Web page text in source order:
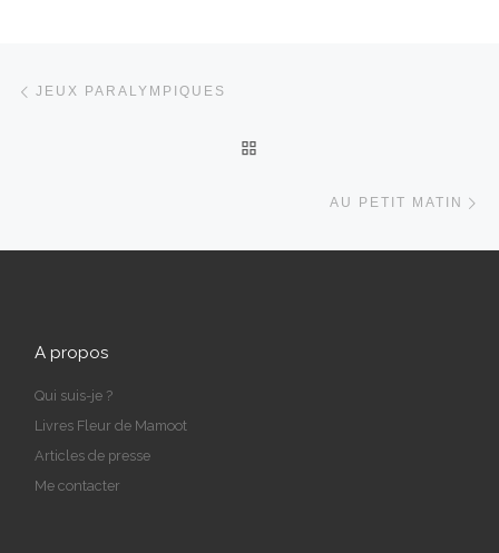
Parcourir les articles
JEUX PARALYMPIQUES
AU PETIT MATIN
A propos
Qui suis-je ?
Livres Fleur de Mamoot
Articles de presse
Me contacter